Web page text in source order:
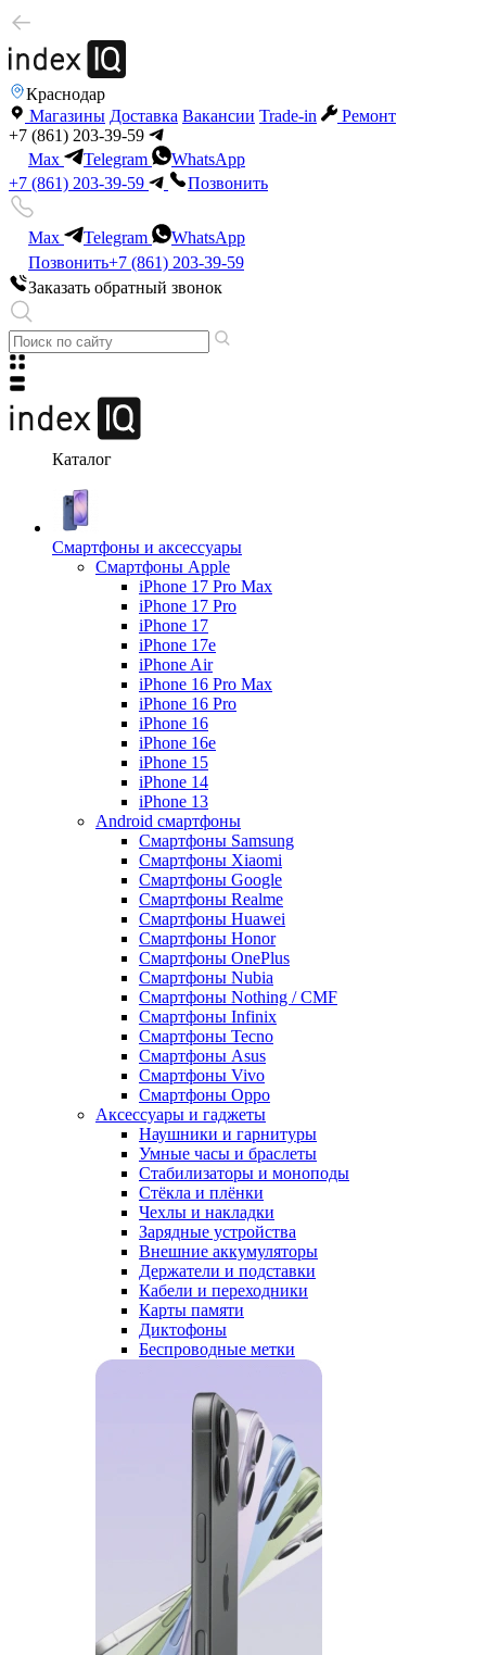
Краснодар
Магазины Доставка Вакансии Trade-in
Ремонт
+7 (861) 203-39-59
Max
Telegram
WhatsApp
+7 (861) 203-39-59
Позвонить
Max Telegram
WhatsApp
Позвонить+7 (861) 203-39-59
Заказать обратный звонок
Каталог
Смартфоны и аксессуары
Смартфоны Apple
iPhone 17 Pro Max
iPhone 17 Pro
iPhone 17
iPhone 17e
iPhone Air
iPhone 16 Pro Max
iPhone 16 Pro
iPhone 16
iPhone 16e
iPhone 15
iPhone 14
iPhone 13
Android cмартфоны
Смартфоны Samsung
Смартфоны Xiaomi
Смартфоны Google
Смартфоны Realme
Смартфоны Huawei
Смартфоны Honor
Смартфоны OnePlus
Смартфоны Nubia
Смартфоны Nothing / CMF
Смартфоны Infinix
Смартфоны Tecno
Смартфоны Asus
Смартфоны Vivo
Смартфоны Oppo
Аксессуары и гаджеты
Наушники и гарнитуры
Умные часы и браслеты
Стабилизаторы и моноподы
Стёкла и плёнки
Чехлы и накладки
Зарядные устройства
Внешние аккумуляторы
Держатели и подставки
Кабели и переходники
Карты памяти
Диктофоны
Беспроводные метки